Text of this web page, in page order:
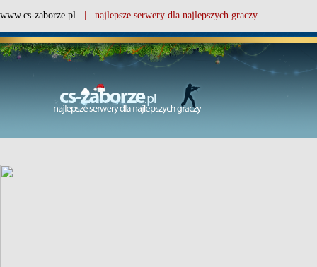
www.cs-zaborze.pl | najlepsze serwery dla najlepszych graczy